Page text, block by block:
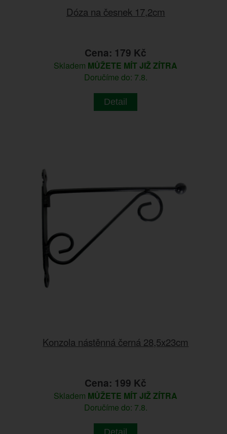
Dóza na česnek 17,2cm
Cena: 179 Kč
Skladem MŮŽETE MÍT JIŽ ZÍTRA
Doručíme do: 7.8.
Detail
Konzola nástěnná černá 28,5x23cm
Cena: 199 Kč
Skladem MŮŽETE MÍT JIŽ ZÍTRA
Doručíme do: 7.8.